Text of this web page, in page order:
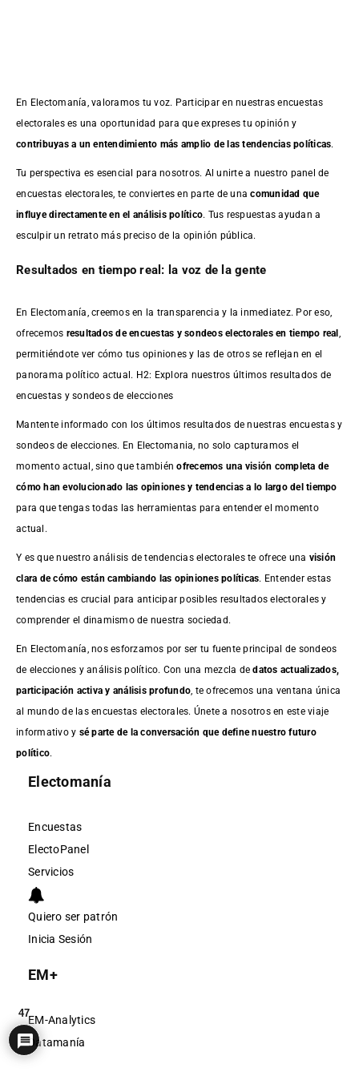
En Electomanía, valoramos tu voz. Participar en nuestras encuestas
electorales es una oportunidad para que expreses tu opinión y
contribuyas a un entendimiento más amplio de las tendencias políticas.
Tu perspectiva es esencial para nosotros. Al unirte a nuestro panel de
encuestas electorales, te conviertes en parte de unacomunidad que
influye directamente en el análisis político. Tus respuestas ayudan a
esculpir un retrato más preciso de la opinión pública.
Resultados en tiempo real: la voz de la gente
En Electomanía, creemos en la transparencia y la inmediatez. Por eso,
ofrecemos resultados deencuestas y sondeos electorales en tiempo real ,
permitiéndote ver cómo tus opiniones y las de otros se reflejan en el
panorama político actual. H2: Explora nuestros últimos resultados de
encuestas y sondeos de elecciones
Mantente informado con los últimos resultados de nuestras encuestasy
sondeos de elecciones. En Electomania, no solo capturamos el
momento actual, sino que tambiénofrecemos una visión completa de
cómo han evolucionado las opiniones y tendencias a lo largo del tiempo
para que tengas todas las herramientas para entender el momento
actual.
Y es que nuestro análisis de tendencias electorales te ofrece una visión
clara de cómo están cambiando las opiniones políticas. Entender estas
tendencias es crucial para anticipar posibles resultados electorales y
comprender el dinamismo de nuestra sociedad.
En Electomanía, nos esforzamos por ser tu fuente principal de sondeos
de elecciones y análisis político. Con una mezcla dedatos actualizados,
participación activa y análisis profundo, te ofrecemos una ventana única
al mundo de las encuestas electorales. Únete a nosotros en este viaje
informativo y sé parte de la conversación que define nuestro futuro
político.
Electomanía
Encuestas
ElectoPanel
Servicios
Quiero ser patrón
Inicia Sesión
EM+
EM-Analytics
Datamanía
47